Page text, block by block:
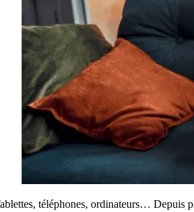
téléphones, ordinateurs… Depuis